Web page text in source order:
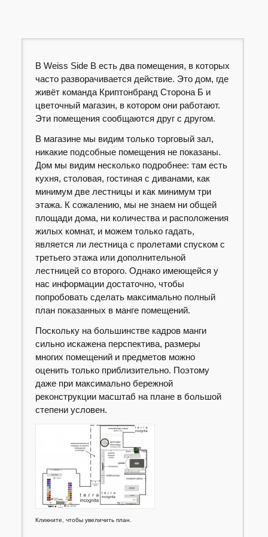
В Weiss Side B есть два помещения, в которых
часто разворачивается действие. Это дом, где
живёт команда Криптонбранд Сторона Б и
цветочный магазин, в котором они работают.
Эти помещения сообщаются друг с другом.
В магазине мы видим только торговый зал,
никакие подсобные помещения не показаны.
Дом мы видим несколько подробнее: там есть
кухня, столовая, гостиная с диванами, как
минимум две лестницы и как минимум три
этажа. К сожалению, мы не знаем ни общей
площади дома, ни количества и расположения
жилых комнат, и можем только гадать,
является ли лестница с пролетами спуском с
третьего этажа или дополнительной
лестницей со второго. Однако имеющейся у
нас информации достаточно, чтобы
попробовать сделать максимально полный
план показанных в манге помещений.
Поскольку на большинстве кадров манги
сильно искажена перспектива, размеры
многих помещений и предметов можно
оценить только приблизительно. Поэтому
даже при максимально бережной
реконструкции масштаб на плане в большой
степени условен.
Кликните, чтобы увеличить план.